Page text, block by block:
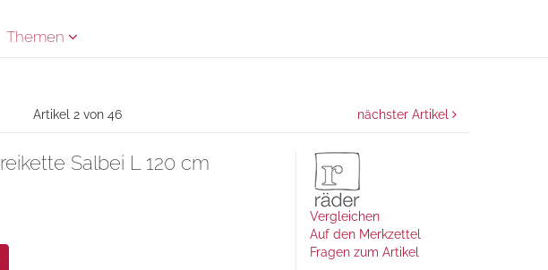
Themen
Artikel 2 von 46 nächster Artikel
Salbei L 120 cm
Vergleichen
Auf den Merkzettel
Fragen zum Artikel